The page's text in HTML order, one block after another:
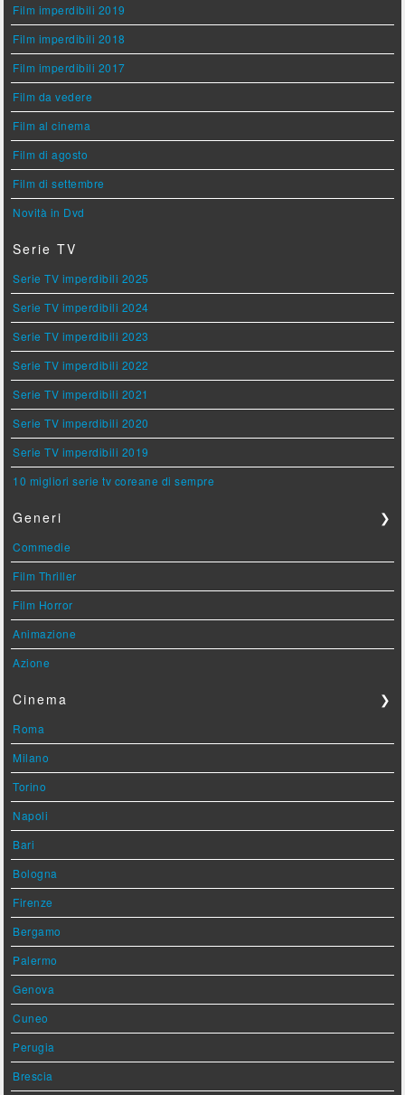
Film imperdibili 2019
Film imperdibili 2018
Film imperdibili 2017
Film da vedere
Film al cinema
Film di agosto
Film di settembre
Novità in Dvd
Serie TV
Serie TV imperdibili 2025
Serie TV imperdibili 2024
Serie TV imperdibili 2023
Serie TV imperdibili 2022
Serie TV imperdibili 2021
Serie TV imperdibili 2020
Serie TV imperdibili 2019
10 migliori serie tv coreane di sempre
Generi ❯
Commedie
Film Thriller
Film Horror
Animazione
Azione
Cinema ❯
Roma
Milano
Torino
Napoli
Bari
Bologna
Firenze
Bergamo
Palermo
Genova
Cuneo
Perugia
Brescia